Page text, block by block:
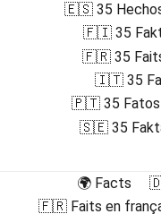
🇪🇸 35 Hechos
🇫🇮 35
🇫🇷 35 Faits
🇮🇹 35
🇵🇹 35 Fatos
🇸🇪 35
🌍 Facts
🇫🇷 Faits en